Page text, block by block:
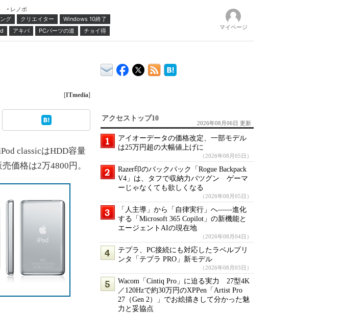
レノボ
グ クリエイター
Windows 10終了
アキバ PCパーツの道 チョイ得 マイページ
[ITmedia]
classicはHDD容量
価格は2万4800円。
アクセストップ10
2026年08月06日 更新
アイオーデータの価格改定、一部モデル
は25万円超の大幅値上げに
（2026年08月05日）
Razer印のバックパック「Rogue Backpack
V4」は、タフで収納力バツグン ゲーマ
ーじゃなくても欲しくなる
（2026年08月05日）
「人主導」から「自律実行」へ――進化
する「Microsoft 365 Copilot」の新機能と
エージェントAIの現在地
（2026年08月04日）
テプラ、PC接続にも対応したラベルプリ
ンタ「テプラ PRO」新モデル
（2026年08月03日）
Wacom「Cintiq Pro」に迫る実力 27型4K
／120Hzで約30万円のXPPen「Artist Pro
27（Gen 2）」でお絵描きして分かった魅
力と妥協点